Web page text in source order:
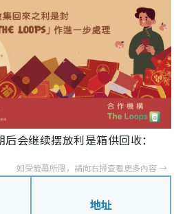
会继续摆放利是箱供回收：
地址